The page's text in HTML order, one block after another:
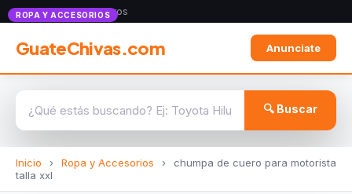
Anunciate con nosotros
GuateChivas.com Anunciate
🔍 Buscar
Inicio › Ropa y Accesorios ›
chumpa de cuero para motorista
talla xxl
ROPA Y ACCESORIOS